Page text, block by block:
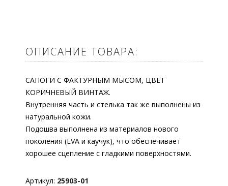
ОПИСАНИЕ ТОВАРА:
САПОГИ С ФАКТУРНЫМ МЫСОМ, ЦВЕТ
КОРИЧНЕВЫЙ ВИНТАЖ.
Внутренняя часть и стелька так же выполнены из
натуральной кожи.
Подошва выполнена из материалов нового
поколения (EVA и каучук), что обеспечивает
хорошее сцепление с гладкими поверхностями.
Артикул: 25903-01